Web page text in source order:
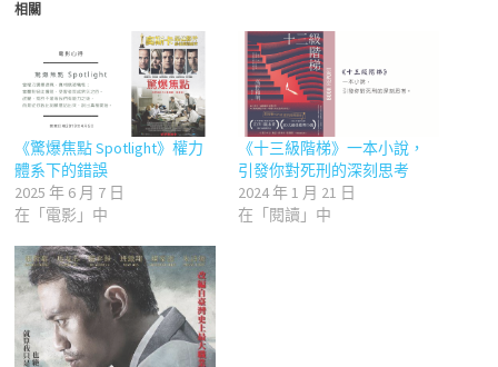
相關
《驚爆焦點 Spotlight》權力
體系下的錯誤
2025 年 6 月 7 日
在「電影」中
《十三級階梯》一本小說，
引發你對死刑的深刻思考
2024 年 1 月 21 日
在「閱讀」中